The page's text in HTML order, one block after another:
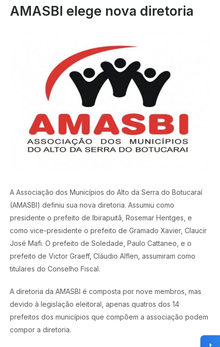
AMASBI elege nova diretoria
A Associação dos Municípios do Alto da Serra do Botucaraí
(AMASBI) definiu sua nova diretoria. Assumiu como
presidente o prefeito de Ibirapuitã, Rosemar Hentges, e
como vice-presidente o prefeito de Gramado Xavier, Claucir
José Mafi. O prefeito de Soledade, Paulo Cattaneo, e o
prefeito de Victor Graeff, Cláudio Alflen, assumiram como
titulares do Conselho Fiscal.
A diretoria da AMASBI é composta por nove membros, mas
devido à legislação eleitoral, apenas quatros dos 14
prefeitos dos municípios que compõem a associação podem
compor a diretoria.